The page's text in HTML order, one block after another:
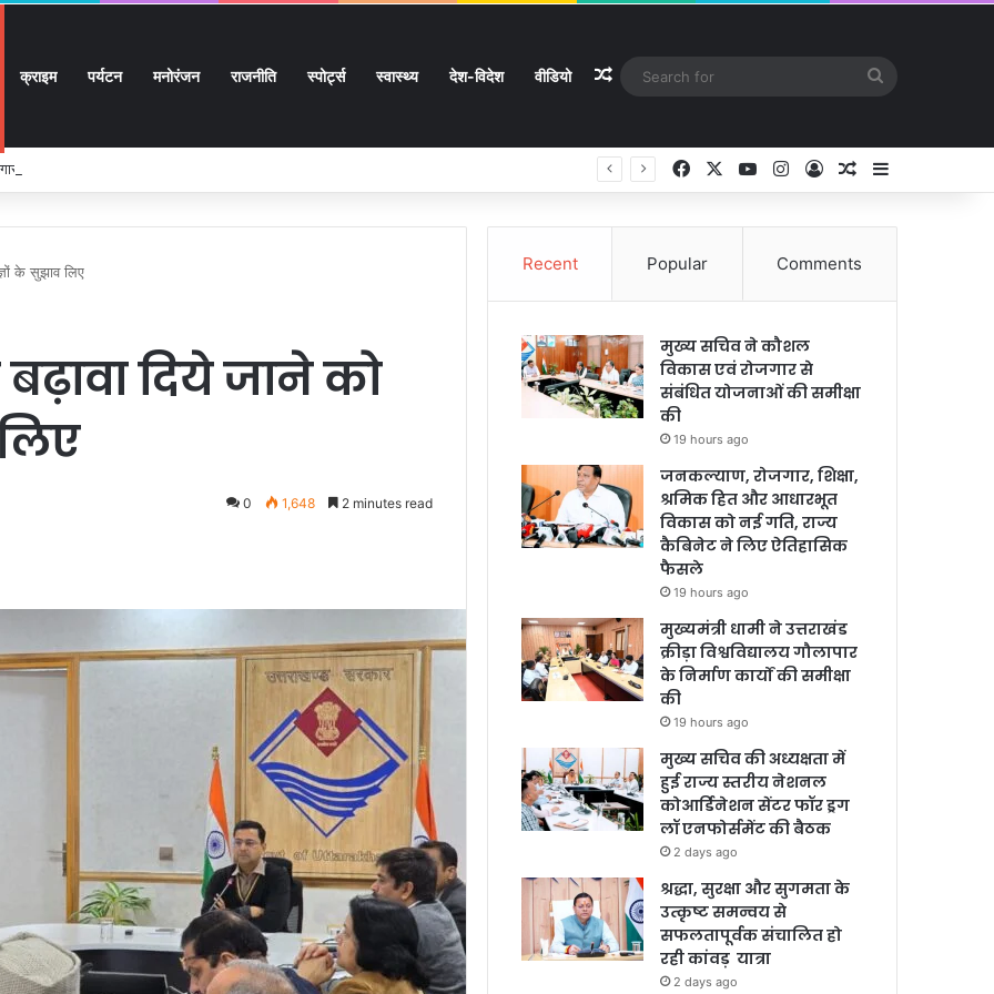
क्राइम पर्यटन मनोरंजन राजनीति स्पोर्ट्स स्वास्थ्य देश-विदेश वीडियो Random Article
शिक्षा, श्रमिक हित और आधारभूत विकास को नई गति, राज्य कैबिनेट ने लिए ऐतिहासिक फैसले Facebook YouTubeInstagram
Log InRandom Article
के सुझाव लिए
दिये जाने को
0 1,648 2 minutes read
Recent Popular Comments
मुख्य सचिव ने कौशल
विकास एवं रोजगार से
संबंधित योजनाओं की समीक्षा
की
19 hours ago
जनकल्याण, रोजगार, शिक्षा,
श्रमिक हित और आधारभूत
विकास को नई गति, राज्य
कैबिनेट ने लिए ऐतिहासिक
फैसले
19 hours ago
मुख्यमंत्री धामी ने उत्तराखंड
क्रीड़ा विश्वविद्यालय गौलापार
के निर्माण कार्यों की समीक्षा
की
19 hours ago
मुख्य सचिव की अध्यक्षता में
हुई राज्य स्तरीय नेशनल
कोआर्डिनेशन सेंटर फॉर ड्रग
लॉ एनफोर्समेंट की बैठक
2 days ago
श्रद्धा, सुरक्षा और सुगमता के
उत्कृष्ट समन्वय से
सफलतापूर्वक संचालित हो
रही कांवड़ यात्रा
2 days ago